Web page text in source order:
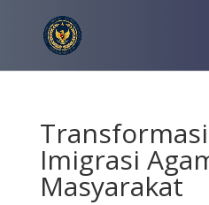
Imigrasi
Masyarakat